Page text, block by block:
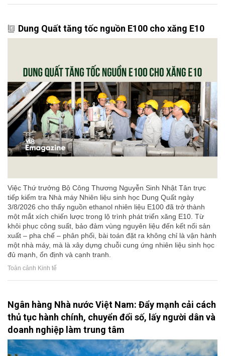
Dung Quất tăng tốc nguồn E100 cho xăng E10
Việc Thứ trưởng Bộ Công Thương Nguyễn Sinh Nhật Tân trực
tiếp kiểm tra Nhà máy Nhiên liệu sinh học Dung Quất ngày
3/8/2026 cho thấy nguồn ethanol nhiên liệu E100 đã trở thành
một mắt xích chiến lược trong lộ trình phát triển xăng E10. Từ
khôi phục công suất, bảo đảm vùng nguyên liệu đến kết nối sản
xuất – pha chế – phân phối, bài toán đặt ra không chỉ là vận hành
một nhà máy, mà là xây dựng chuỗi cung ứng nhiên liệu sinh học
đủ mạnh, ổn định và cạnh tranh.
Toàn cảnh Kinh tế
Ngân hàng Nhà nước Việt Nam: Đẩy mạnh cải cách
thủ tục hành chính, chuyển đổi số, lấy người dân và
doanh nghiệp làm trung tâm